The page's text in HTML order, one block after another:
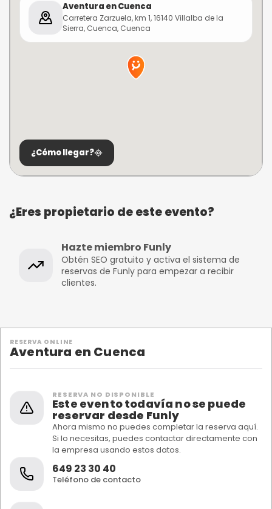
Aventura en Cuenca
Carretera Zarzuela, km 1, 16140 Villalba de la
Sierra, Cuenca, Cuenca
¿Cómo llegar?
¿Eres propietario de este evento?
Hazte miembro Funly
Obtén SEO gratuito y activa el sistema de
reservas de Funly para empezar a recibir
clientes.
RESERVA ONLINE
Aventura en Cuenca
RESERVA NO DISPONIBLE
Este evento todavía no se puede
reservar desde Funly
Ahora mismo no puedes completar la reserva aquí.
Si lo necesitas, puedes contactar directamente con
la empresa usando estos datos.
649 23 30 40
Teléfono de contacto